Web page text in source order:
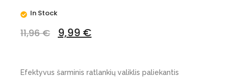
In Stock
11,96€ 9,99 €
Efektyvus šarminis ratlankių valiklis paliekantis